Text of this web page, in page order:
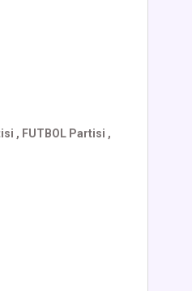
, FUTBOL Partisi ,